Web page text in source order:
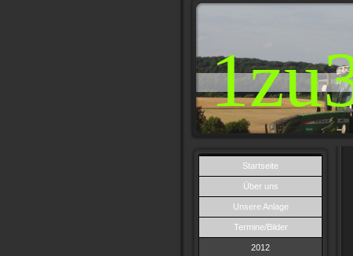
Startseite
Über uns
Unsere Anlage
Termine/Bilder
2012